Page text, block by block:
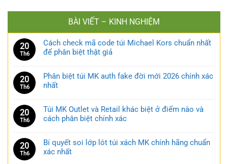
BÀI VIẾT – KINH NGHIỆM
20
Th6
Cách check mã code túi Michael Kors chuẩn nhất
để phân biệt thật giả
20
Th6
Phân biệt túi MK auth fake đời mới 2026 chính xác
nhất
20
Th6
Túi MK Outlet và Retail khác biệt ở điểm nào và
cách phân biệt chính xác
20
Th6
Bí quyết soi lớp lót túi xách MK chính hãng chuẩn
xác nhất